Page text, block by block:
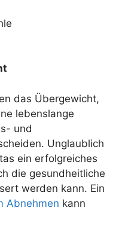
das Übergewicht,
lebenslange
und
Unglaublich
ein erfolgreiches
die gesundheitliche
werden kann. Ein
Abnehmen kann